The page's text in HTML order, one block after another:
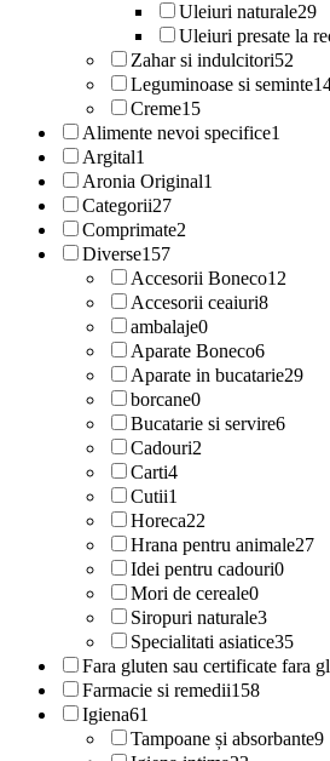
Uleiuri naturale29
Uleiuri presate la
Zahar si indulcitori52
Leguminoase si seminte
Creme15
Alimente nevoi specifice1
Argital1
Aronia Original1
Categorii27
Comprimate2
Diverse157
Accesorii Boneco12
Accesorii ceaiuri8
ambalaje0
Aparate Boneco6
Aparate in bucatarie29
borcane0
Bucatarie si servire6
Cadouri2
Carti4
Cutii1
Horeca22
Hrana pentru animale27
Idei pentru cadouri0
Mori de cereale0
Siropuri naturale3
Specialitati asiatice35
Fara gluten sau certificate fara
Farmacie si remedii158
Igiena61
Tampoane și absorbante9